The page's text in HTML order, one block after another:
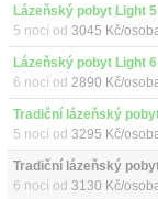
5 nocí od 3045 Kč/
6 nocí od 2890 Kč/
5 nocí od 3295 Kč/
6 nocí od 3130 Kč/